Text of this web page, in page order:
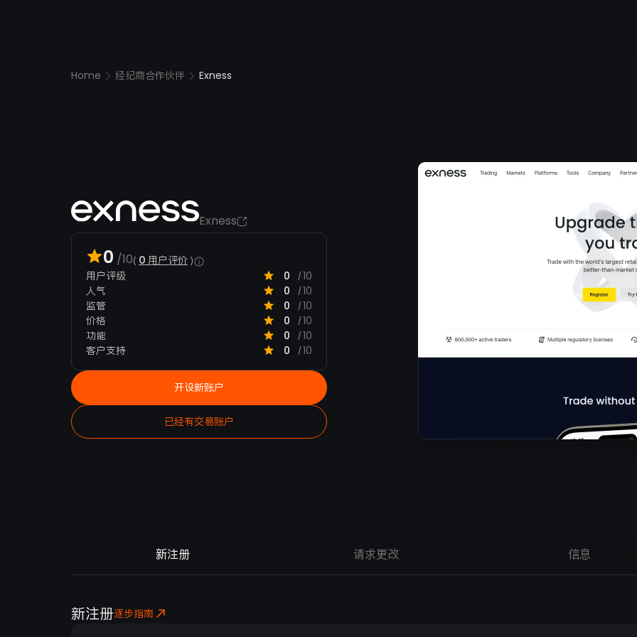
Home 经纪商合作伙伴 Exness
Exness
0 /10 0 用户评价
用户评级
0 /10
人气
0 /10
监管
0 /10
价格
0 /10
功能
0 /10
客户支持
0 /10
开设新账户
已经有交易账户
新注册 请求更改 信息
新注册逐步指南